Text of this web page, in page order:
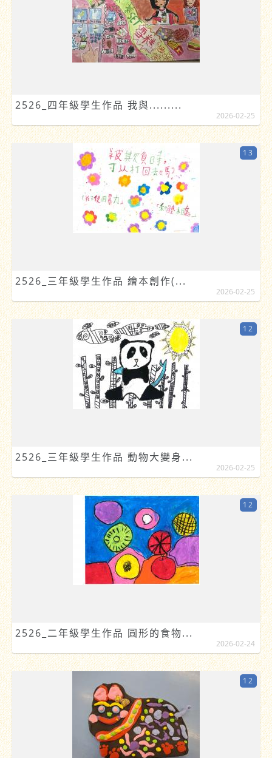
2526_四年級學生作品 我與.........
2026-02-25
2526_三年級學生作品 繪本創作(...
13
2026-02-25
2526_三年級學生作品 動物大變身...
12
2026-02-25
2526_二年級學生作品 圓形的食物...
12
2026-02-24
12